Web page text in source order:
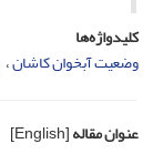
کلیدواژه‌ها
وضعیت آبخوان کاشان
عنوان مقاله[English]